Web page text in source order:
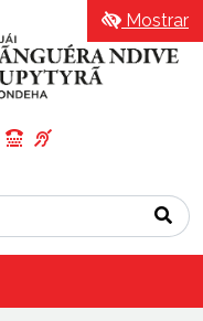
Mostrar